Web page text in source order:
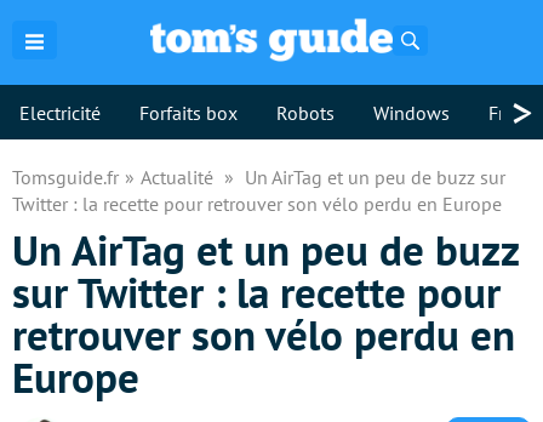
Electricité Forfaits box Robots Windows >
Tomsguide.fr Actualité
Un AirTag et un peu de buzz sur
Twitter : la recette pour retrouver son vélo perdu en Europe
Un AirTag et un peu de buzz
sur Twitter : la recette pour
retrouver son vélo perdu en
Europe